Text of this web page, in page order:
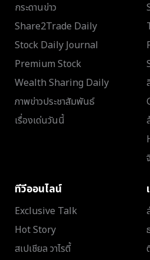
กระดานข่าว
Share2Trade Daily
Stock Daily Journal
Premium Stock
Wealth Sharing Daily
ภาพข่าวประชาสัมพันธ์
เรื่องเด่นวันนี้
ทีวีออนไลน์
Exclusive Talk
Hot Story
สเปเชียล วาไรตี้